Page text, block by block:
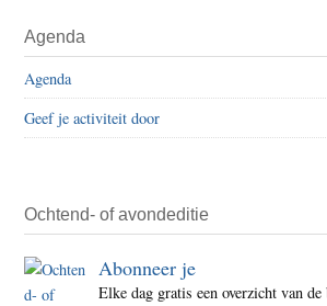
Agenda
Agenda
Geef je activiteit door
Ochtend- of avondeditie
Abonneer je
Elke dag gratis een overzicht van